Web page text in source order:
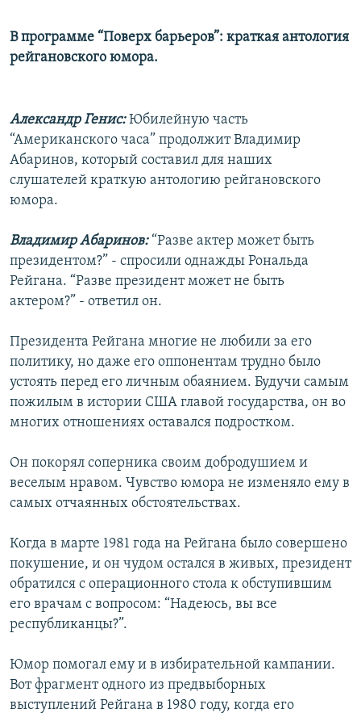
В программе “Поверх барьеров”: краткая антология
рейгановского юмора.
Александр Генис:Юбилейную часть
“Американского часа” продолжит Владимир
Абаринов, который составил для наших
слушателей краткую антологию рейгановского
юмора.
Владимир Абаринов: “Разве актер может быть
президентом?” - спросили однажды Рональда
Рейгана. “Разве президент может не быть
актером?” - ответил он.
Президента Рейгана многие не любили за его
политику, но даже его оппонентам трудно было
устоять перед его личным обаянием. Будучи самым
пожилым в истории США главой государства, он во
многих отношениях оставался подростком.
Он покорял соперника своим добродушием и
веселым нравом. Чувство юмора не изменяло ему в
самых отчаянных обстоятельствах.
Когда в марте 1981 года на Рейгана было совершено
покушение, и он чудом остался в живых, президент
обратился с операционного стола к обступившим
его врачам с вопросом: “Надеюсь, вы все
республиканцы?”.
Юмор помогал ему и в избирательной кампании.
Вот фрагмент одного из предвыборных
выступлений Рейгана в 1980 году, когда его